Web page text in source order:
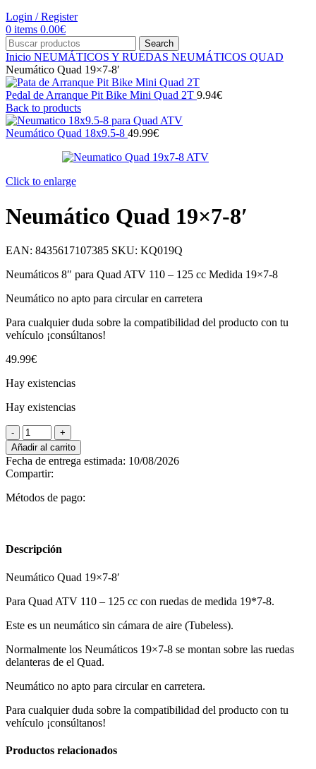
Login / Register
0 items 0.00€
Search
Inicio NEUMÁTICOS Y RUEDAS NEUMÁTICOS QUAD
Neumático Quad 19×7-8′
Pedal de Arranque Pit Bike Mini Quad 2T 9.94€
Back to products
Neumático Quad 18x9.5-8 49.99€
Click to enlarge
Neumático Quad 19×7-8′
EAN: 8435617107385 SKU: KQ019Q
Neumáticos 8″ para Quad ATV 110 – 125 cc Medida 19×7-8
Neumático no apto para circular en carretera
Para cualquier duda sobre la compatibilidad del producto con tu
vehículo ¡consúltanos!
49.99€
Hay existencias
Hay existencias
Neumático
Quad
19x7-
8'
cantidad
Añadir al carrito
Fecha de entrega estimada: 10/08/2026
Compartir:
Métodos de pago:
Descripción
Neumático Quad 19×7-8′
Para Quad ATV 110 – 125 cc con ruedas de medida 19*7-8.
Este es un neumático sin cámara de aire (Tubeless).
Normalmente los Neumáticos 19×7-8 se montan sobre las ruedas
delanteras de el Quad.
Neumático no apto para circular en carretera.
Para cualquier duda sobre la compatibilidad del producto con tu
vehículo ¡consúltanos!
Productos relacionados